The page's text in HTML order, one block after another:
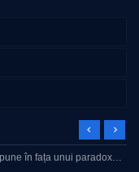
în fața unui paradox…